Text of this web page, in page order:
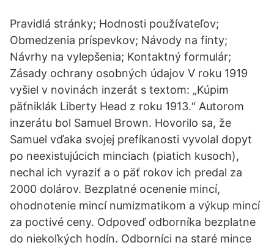
Pravidlá stránky; Hodnosti používateľov;
Obmedzenia príspevkov; Návody na finty;
Návrhy na vylepšenia; Kontaktný formulár;
Zásady ochrany osobných údajov V roku 1919
vyšiel v novinách inzerát s textom: „Kúpim
päťniklák Liberty Head z roku 1913.“ Autorom
inzerátu bol Samuel Brown. Hovorilo sa, že
Samuel vďaka svojej prefíkanosti vyvolal dopyt
po neexistujúcich minciach (piatich kusoch),
nechal ich vyraziť a o päť rokov ich predal za
2000 dolárov. Bezplatné ocenenie mincí,
ohodnotenie mincí numizmatikom a výkup mincí
za poctivé ceny. Odpoveď odborníka bezplatne
do niekoľkých hodín. Odborníci na staré mince